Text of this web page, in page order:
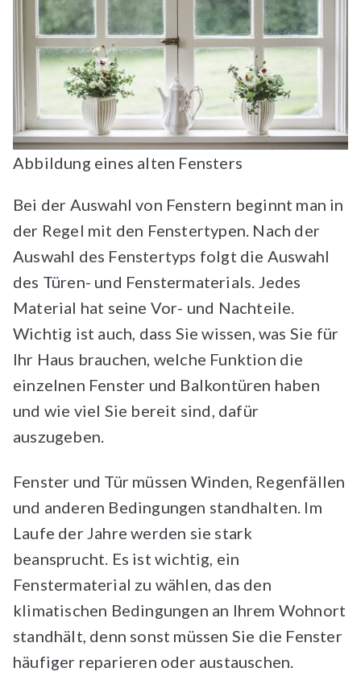
Abbildung eines alten Fensters
Bei der Auswahl von Fenstern beginnt man in
der Regel mit den Fenstertypen. Nach der
Auswahl des Fenstertyps folgt die Auswahl
des Türen- und Fenstermaterials. Jedes
Material hat seine Vor- und Nachteile.
Wichtig ist auch, dass Sie wissen, was Sie für
Ihr Haus brauchen, welche Funktion die
einzelnen Fenster und Balkontüren haben
und wie viel Sie bereit sind, dafür
auszugeben.
Fenster und Tür müssen Winden, Regenfällen
und anderen Bedingungen standhalten. Im
Laufe der Jahre werden sie stark
beansprucht. Es ist wichtig, ein
Fenstermaterial zu wählen, das den
klimatischen Bedingungen an Ihrem Wohnort
standhält, denn sonst müssen Sie die Fenster
häufiger reparieren oder austauschen.